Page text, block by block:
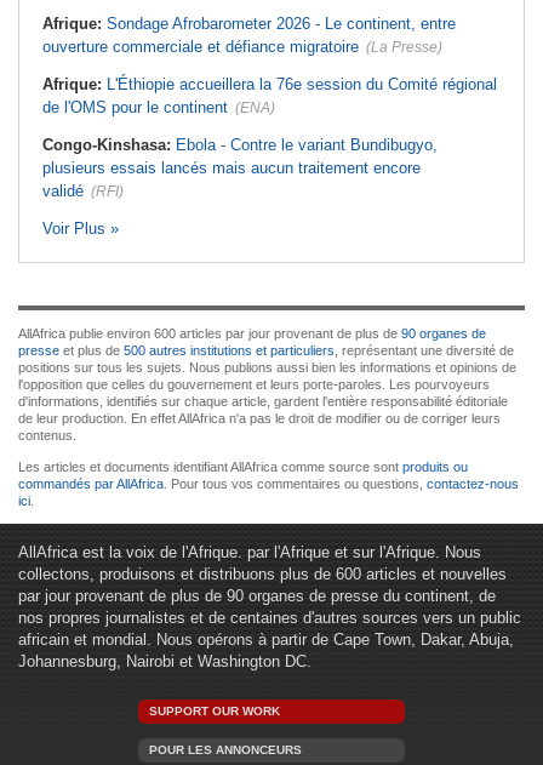
Afrique: Sondage Afrobarometer 2026 - Le continent, entre
ouverture commerciale et défiance migratoire (La Presse)
Afrique: L'Éthiopie accueillera la 76e session du Comité régional
de l'OMS pour le continent (ENA)
Congo-Kinshasa: Ebola - Contre le variant Bundibugyo,
plusieurs essais lancés mais aucun traitement encore
validé (RFI)
Voir Plus »
AllAfrica publie environ 600 articles par jour provenant de plus de 90 organes de
presse et plus de 500 autres institutions et particuliers , représentant une diversité de
positions sur tous les sujets. Nous publions aussi bien les informations et opinions de
l'opposition que celles du gouvernement et leurs porte-paroles. Les pourvoyeurs
d'informations, identifiés sur chaque article, gardent l'entière responsabilité éditoriale
de leur production. En effet AllAfrica n'a pas le droit de modifier ou de corriger leurs
contenus.
Les articles et documents identifiant AllAfrica comme source sont produits ou
commandés par AllAfrica . Pour tous vos commentaires ou questions, contactez-nous
ici
AllAfrica est la voix de l'Afrique. par l'Afrique et sur l'Afrique. Nous
collectons, produisons et distribuons plus de 600 articles et nouvelles
par jour provenant de plus de 90 organes de presse du continent, de
nos propres journalistes et de centaines d'autres sources vers un public
africain et mondial. Nous opérons à partir de Cape Town, Dakar, Abuja,
Johannesburg, Nairobi et Washington DC.
SUPPORT OUR WORK
POUR LES ANNONCEURS